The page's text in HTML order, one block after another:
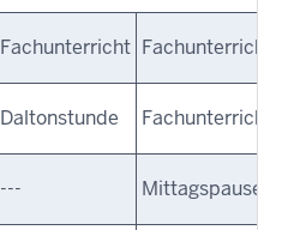
Fachunterricht Fachunterricht
Daltonstunde Fachunterricht
--- Mittagspause